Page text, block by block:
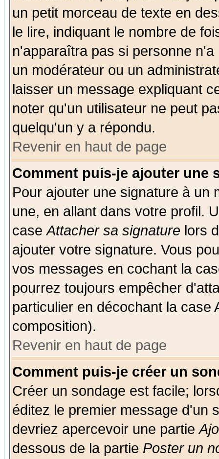
un petit morceau de texte en
le lire, indiquant le nombre de
n'apparaîtra pas si personne
un modérateur ou un
laisser un message expliquant
noter qu'un utilisateur ne peut
quelqu'un y a répondu.
Revenir en haut de page
Comment puis-je ajouter une
Pour ajouter une signature à un
une, en allant dans votre profil.
caseAttacher sa signature lors
ajouter votre signature. Vous
vos messages en cochant la
pourrez toujours empêcher
particulier en décochant la case
composition).
Revenir en haut de page
Comment puis-je créer un
Créer un sondage est facile;
éditez le premier message d'un
devriez apercevoir une partie
dessous de la partie Poster un